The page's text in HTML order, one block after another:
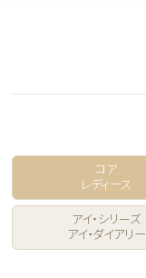
コア
レディース
アイ・シリーズ
アイ・ダイアリー